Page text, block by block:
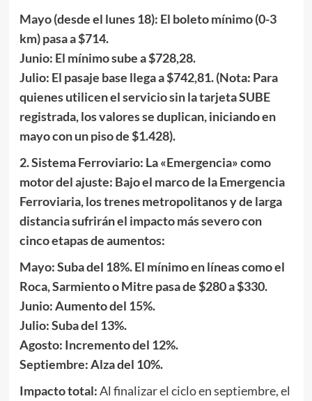
Mayo (desde el lunes 18): El boleto mínimo (0-3
km) pasa a $714.
Junio: El mínimo sube a $728,28.
Julio: El pasaje base llega a $742,81. (Nota: Para
quienes utilicen el servicio sin la tarjeta SUBE
registrada, los valores se duplican, iniciando en
mayo con un piso de $1.428).
2. Sistema Ferroviario: La «Emergencia» como
motor del ajuste: Bajo el marco de la Emergencia
Ferroviaria, los trenes metropolitanos y de larga
distancia sufrirán el impacto más severo con
cinco etapas de aumentos:
Mayo: Suba del 18%. El mínimo en líneas como el
Roca, Sarmiento o Mitre pasa de $280 a $330.
Junio: Aumento del 15%.
Julio: Suba del 13%.
Agosto: Incremento del 12%.
Septiembre: Alza del 10%.
Impacto total:Al finalizar el ciclo en septiembre, el